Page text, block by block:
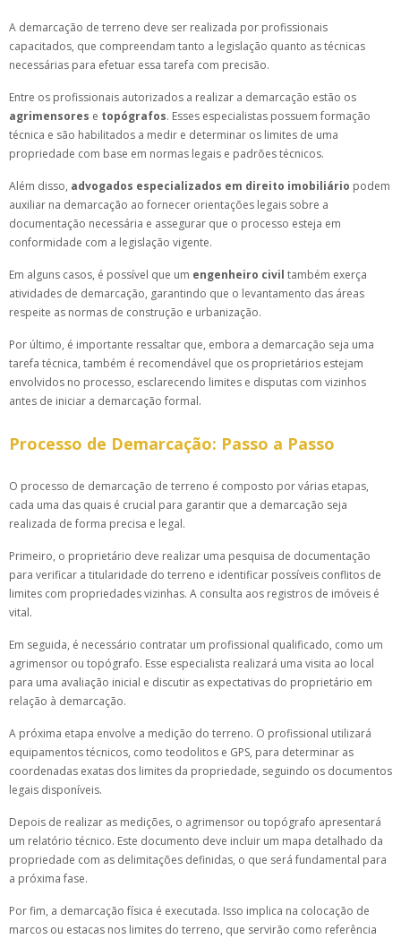
A demarcação de terreno deve ser realizada por profissionais
capacitados, que compreendam tanto a legislação quanto as técnicas
necessárias para efetuar essa tarefa com precisão.
Entre os profissionais autorizados a realizar a demarcação estão os
agrimensores e topógrafos. Esses especialistas possuem formação
técnica e são habilitados a medir e determinar os limites de uma
propriedade com base em normas legais e padrões técnicos.
Além disso, advogados especializados em direito imobiliário podem
auxiliar na demarcação ao fornecer orientações legais sobre a
documentação necessária e assegurar que o processo esteja em
conformidade com a legislação vigente.
Em alguns casos, é possível que um engenheiro civil também exerça
atividades de demarcação, garantindo que o levantamento das áreas
respeite as normas de construção e urbanização.
Por último, é importante ressaltar que, embora a demarcação seja uma
tarefa técnica, também é recomendável que os proprietários estejam
envolvidos no processo, esclarecendo limites e disputas com vizinhos
antes de iniciar a demarcação formal.
Processo de Demarcação: Passo a Passo
O processo de demarcação de terreno é composto por várias etapas,
cada uma das quais é crucial para garantir que a demarcação seja
realizada de forma precisa e legal.
Primeiro, o proprietário deve realizar uma pesquisa de documentação
para verificar a titularidade do terreno e identificar possíveis conflitos de
limites com propriedades vizinhas. A consulta aos registros de imóveis é
vital.
Em seguida, é necessário contratar um profissional qualificado, como um
agrimensor ou topógrafo. Esse especialista realizará uma visita ao local
para uma avaliação inicial e discutir as expectativas do proprietário em
relação à demarcação.
A próxima etapa envolve a medição do terreno. O profissional utilizará
equipamentos técnicos, como teodolitos e GPS, para determinar as
coordenadas exatas dos limites da propriedade, seguindo os documentos
legais disponíveis.
Depois de realizar as medições, o agrimensor ou topógrafo apresentará
um relatório técnico. Este documento deve incluir um mapa detalhado da
propriedade com as delimitações definidas, o que será fundamental para
a próxima fase.
Por fim, a demarcação física é executada. Isso implica na colocação de
marcos ou estacas nos limites do terreno, que servirão como referência